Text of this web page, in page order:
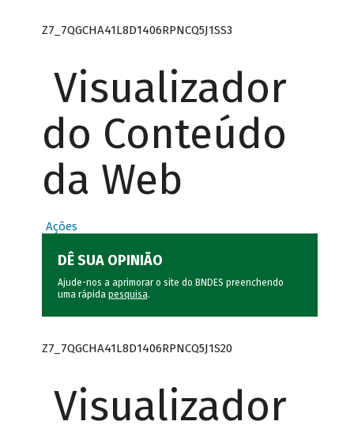
Z7_7QGCHA41L8D1406RPNCQ5J1SS3
Visualizador
do Conteúdo
da Web
Ações
DÊ SUA OPINIÃO
Ajude-nos a aprimorar o site do BNDES preenchendo
uma rápida pesquisa.
Z7_7QGCHA41L8D1406RPNCQ5J1S20
Visualizador